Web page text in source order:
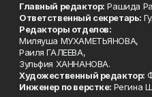
Главный редактор: Рашида
Ответственный секретарь:
Редакторы отделов:
Миляуша МУХАМЕТЬЯНОВА,
Раиля ГАЛЕЕВА,
Зульфия ХАННАНОВА.
Художественный редактор:
Инженер по верстке: Регина